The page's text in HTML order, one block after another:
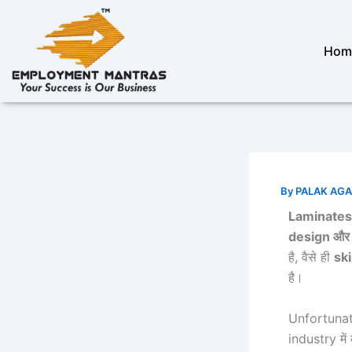
content
By PALAK
design और
है, वैसे ही
है।
industry में